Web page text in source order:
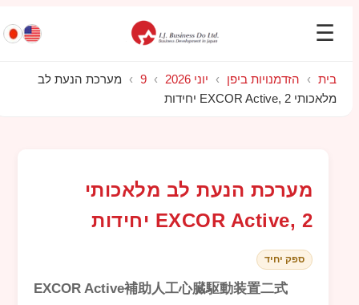
☰
בית › הזדמנויות ביפן › יוני 2026 ›
›
מערכת הנעת לב
מלאכותי EXCOR Active, 2 יחידות
מערכת הנעת לב מלאכותי
EXCOR Active, 2 יחידות
ספק יחיד
EXCOR Active補助人工心臓駆動装置二式